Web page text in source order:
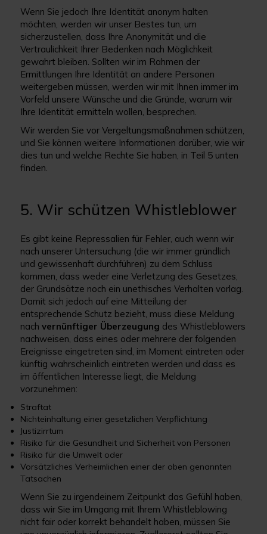
Wenn Sie jedoch Ihre Identität anonym halten
möchten, werden wir unser Bestes tun, um
sicherzustellen, dass Ihre Anonymität und die
Vertraulichkeit Ihrer Bedenken nach Möglichkeit
gewahrt bleiben. Sollten wir im Rahmen der
Ermittlungen Ihre Identität an andere Personen
weitergeben müssen, werden wir mit Ihnen immer im
Vorfeld unsere Wünsche und die Gründe, warum wir
Ihre Identität ermitteln wollen, besprechen.
Wir werden Sie vor Vergeltungsmaßnahmen schützen,
und Sie können weitere Informationen darüber, wie wir
dies tun und welche Rechte Sie haben, in Teil 5 unten
finden.
5. Wir schützen Whistleblower
Es gibt keine Repressalien für Fehler, auch wenn wir
nach unserer Untersuchung (die wir immer gründlich
und gewissenhaft durchführen) zu dem Schluss
kommen, dass weder eine Verletzung des Gesetzes,
der Grundsätze noch ein unethisches Verhalten vorlag.
Damit sich jedoch auf eine Mitteilung der
entsprechende Schutz bezieht, muss diese Meldung
nachvernünftiger Überzeugung des Whistleblowers
nachweisen, dass eines oder mehrere der folgenden
Ereignisse eingetreten sind, im Moment eintreten oder
künftig wahrscheinlich eintreten werden und dass es
im öffentlichen Interesse liegt, die Meldung
vorzunehmen:
Straftat
Nichteinhaltung einer gesetzlichen Verpflichtung
Justizirrtum
Risiko für die Gesundheit und Sicherheit von Personen
Risiko für die Umwelt oder
Vorsätzliches Verheimlichen einer der oben genannten
Tatsachen
Wenn Sie zu irgendeinem Zeitpunkt das Gefühl haben,
dass wir Sie im Umgang mit Ihrem Whistleblowing
nicht fair oder korrekt behandelt haben, müssen Sie